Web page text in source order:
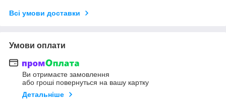
Всі умови доставки
Умови оплати
Ви отримаєте замовлення
або гроші повернуться на вашу картку
Детальніше